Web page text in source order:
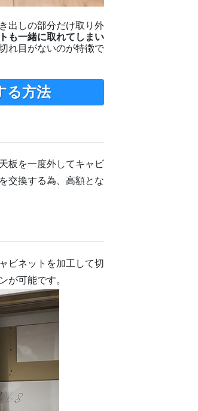
出しの部分だけ取り外
も一緒に取れてしまい
れ目がないのが特徴で
る方法
板を一度外してキャビ
交換する為、高額とな
ビネットを加工して切
が可能です。